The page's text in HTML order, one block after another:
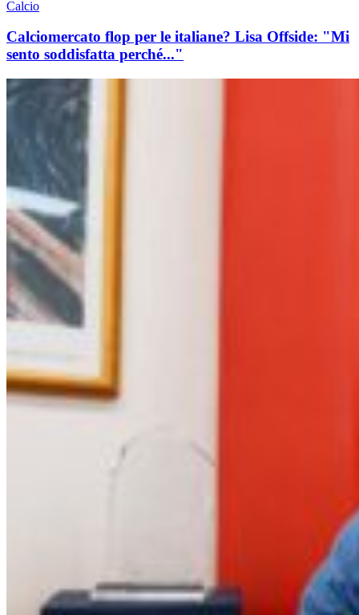
Calcio
Calciomercato flop per le italiane? Lisa Offside: "Mi
sento soddisfatta perché..."